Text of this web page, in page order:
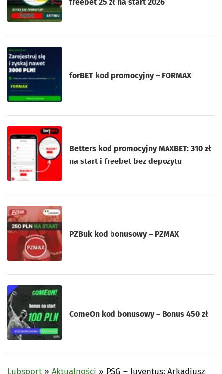
freebet 25 zł na start 2026
forBET kod promocyjny – FORMAX
Betters kod promocyjny MAXBET: 310 zł
na start i freebet bez depozytu
PZBuk kod bonusowy – PZMAX
ComeOn kod bonusowy – Bonus 450 zł
Lubsport » Aktualności » PSG – Juventus: Arkadiusz